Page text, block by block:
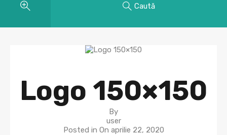
Caută
Logo 150×150
By
user
Posted in On aprilie 22, 2020